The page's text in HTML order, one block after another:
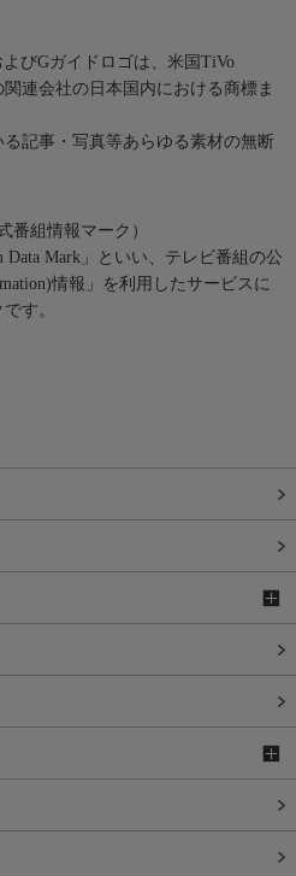
びGガイドロゴは、米国TiVo
連会社の日本国内における商標ま
記事・写真等あらゆる素材の無断
番組情報マーク）
Data Mark」といい、テレビ番組の公
情報」を利用したサービスに
す。